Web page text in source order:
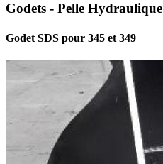
Godets - Pelle Hydraulique
Godet SDS pour 345 et 349